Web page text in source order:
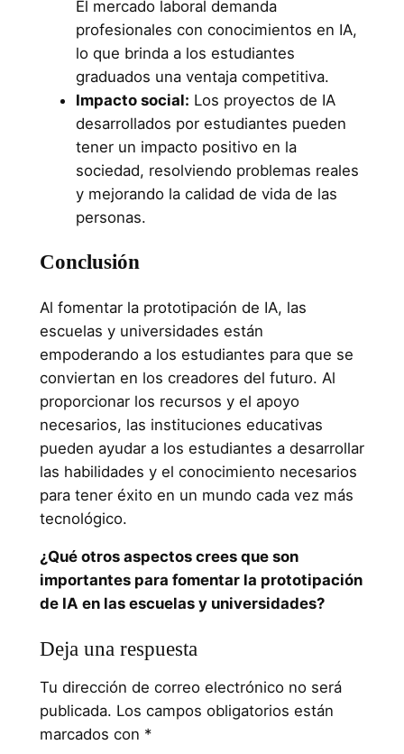
El mercado laboral demanda
profesionales con conocimientos en IA,
lo que brinda a los estudiantes
graduados una ventaja competitiva.
Impacto social: Los proyectos de IA
desarrollados por estudiantes pueden
tener un impacto positivo en la
sociedad, resolviendo problemas reales
y mejorando la calidad de vida de las
personas.
Conclusión
Al fomentar la prototipación de IA, las
escuelas y universidades están
empoderando a los estudiantes para que se
conviertan en los creadores del futuro. Al
proporcionar los recursos y el apoyo
necesarios, las instituciones educativas
pueden ayudar a los estudiantes a desarrollar
las habilidades y el conocimiento necesarios
para tener éxito en un mundo cada vez más
tecnológico.
¿Qué otros aspectos crees que son
importantes para fomentar la prototipación
de IA en las escuelas y universidades?
Deja una respuesta
Tu dirección de correo electrónico no será
publicada. Los campos obligatorios están
marcados con *